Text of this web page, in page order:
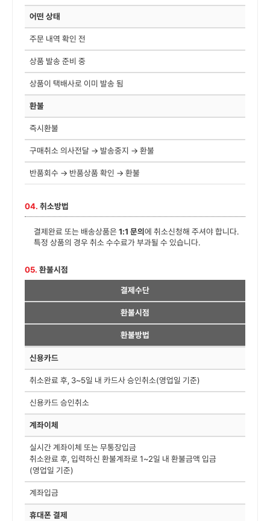
어떤 상태
주문 내역 확인 전
상품 발송 준비 중
상품이 택배사로 이미 발송 됨
환불
즉시환불
구매취소 의사전달 → 발송중지 → 환불
반품회수 → 반품상품 확인 → 환불
04. 취소방법
결제완료 또는 배송상품은 1:1 문의에 취소신청해 주셔야 합니다.
특정 상품의 경우 취소 수수료가 부과될 수 있습니다.
05. 환불시점
결제수단
환불시점
환불방법
신용카드
취소완료 후, 3~5일 내 카드사 승인취소(영업일 기준)
신용카드 승인취소
계좌이체
실시간 계좌이체 또는 무통장입금
취소완료 후, 입력하신 환불계좌로 1~2일 내 환불금액 입금
(영업일 기준)
계좌입금
휴대폰 결제